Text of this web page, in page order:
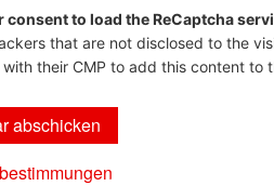
consent to load the ReCaptcha
that are not disclosed to the
their CMP to add this content to